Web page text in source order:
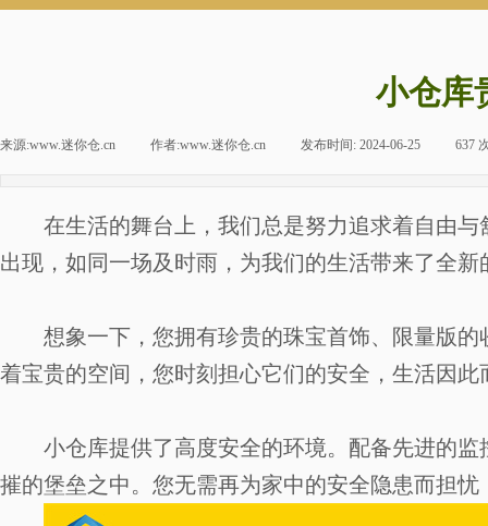
小仓库
来源:www.迷你仓.cn 作者:www.迷你仓.cn 发布时间: 2024-06-25 637
在生活的舞台上，我们总是努力追求着自由
出现，如同一场及时雨，为我们的生活带来了全
想象一下，您拥有珍贵的珠宝首饰、限量版
着宝贵的空间，您时刻担心它们的安全，生活因
小仓库提供了高度安全的环境。配备先进的
摧的堡垒之中。您无需再为家中的安全隐患而担